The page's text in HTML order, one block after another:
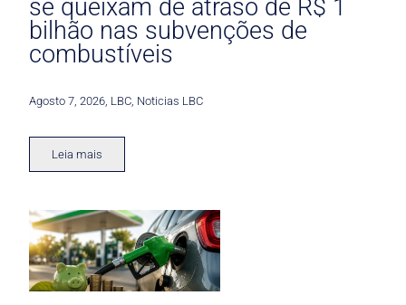
se queixam de atraso de R$ 1
bilhão nas subvenções de
combustíveis
Agosto 7, 2026 LBC Noticias LBC
Leia mais